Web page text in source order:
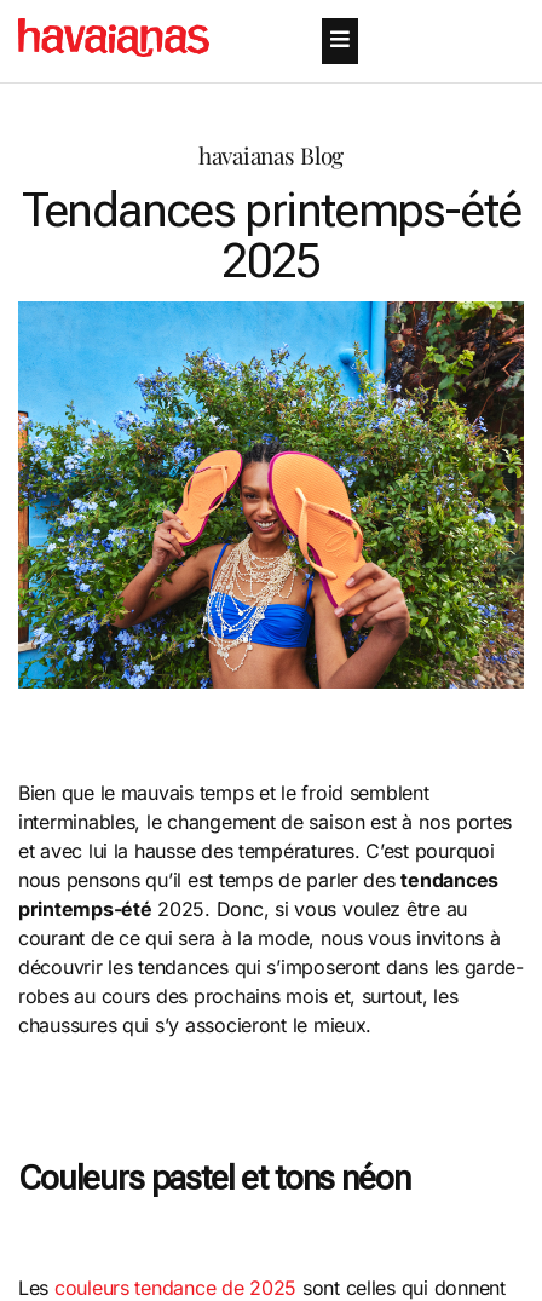
havaianas Blog
Tendances printemps-été
2025
Bien que le mauvais temps et le froid semblent
interminables, le changement de saison est à nos portes
et avec lui la hausse des températures. C’est pourquoi
nous pensons qu’il est temps de parler destendances
printemps-été 2025. Donc, si vous voulez être au
courant de ce qui sera à la mode, nous vous invitons à
découvrir les tendances qui s’imposeront dans les garde-
robes au cours des prochains mois et, surtout, les
chaussures qui s’y associeront le mieux.
Couleurs pastel et tons néon
Les couleurs tendance de 2025 sont celles qui donnent